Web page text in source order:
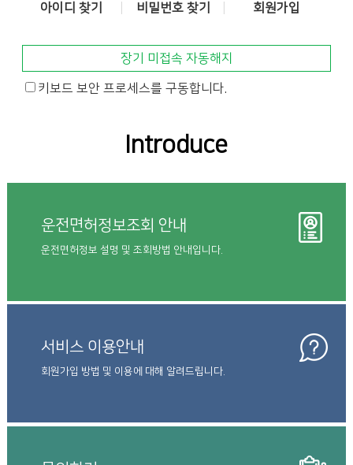
아이디 찾기 비밀번호 찾기 회원가입
장기 미접속 자동해지
키보드 보안 프로세스를 구동합니다.
Introduce
운전면허정보조회 안내
운전면허정보 설명 및 조회방법 안내입니다.
서비스 이용안내
회원가입 방법 및 이용에 대해 알려드립니다.